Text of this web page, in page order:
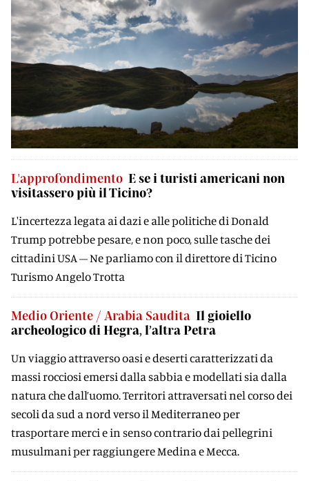
L'approfondimento E se i turisti americani non
visitassero più il Ticino?
L'incertezza legata ai dazi e alle politiche di Donald
Trump potrebbe pesare, e non poco, sulle tasche dei
cittadini USA – Ne parliamo con il direttore di Ticino
Turismo Angelo Trotta
Medio Oriente / Arabia Saudita Il gioiello
archeologico di Hegra, l’altra Petra
Un viaggio attraverso oasi e deserti caratterizzati da
massi rocciosi emersi dalla sabbia e modellati sia dalla
natura che dall’uomo. Territori attraversati nel corso dei
secoli da sud a nord verso il Mediterraneo per
trasportare merci e in senso contrario dai pellegrini
musulmani per raggiungere Medina e Mecca.